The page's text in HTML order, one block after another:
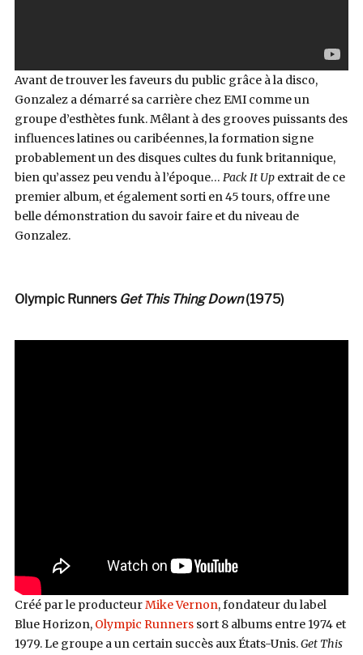
Avant de trouver les faveurs du public grâce à la disco,
Gonzalez a démarré sa carrière chez EMI comme un
groupe d’esthètes funk. Mêlant à des grooves puissants des
influences latines ou caribéennes, la formation signe
probablement un des disques cultes du funk britannique,
bien qu’assez peu vendu à l’époque… Pack It Up extrait de ce
premier album, et également sorti en 45 tours, offre une
belle démonstration du savoir faire et du niveau de
Gonzalez.
Olympic Runners Get This Thing Down(1975)
Créé par le producteurMike Vernon, fondateur du label
Blue Horizon, Olympic Runnerssort 8 albums entre 1974 et
1979. Le groupe a un certain succès auxÉtats-Unis.Get This